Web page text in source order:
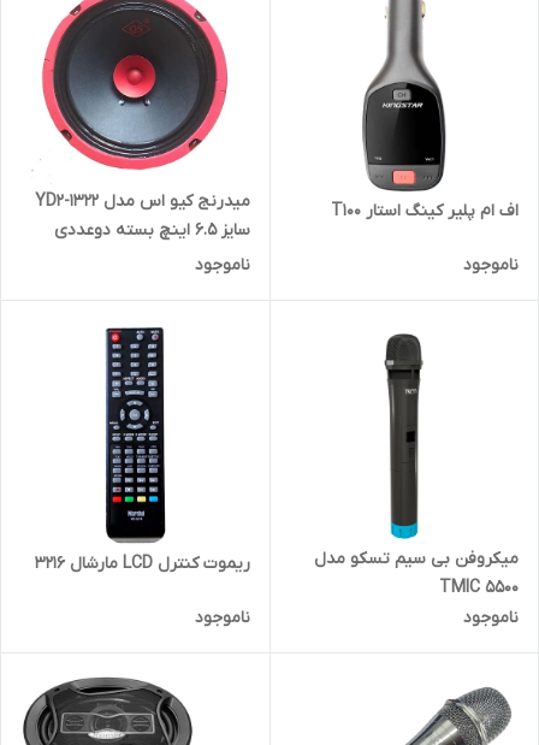
اف ام پلیر کینگ استار T100
ناموجود
میدرنج کیو اس مدل YD2-1322
سایز 6.5 اینچ بسته دوعددی
ناموجود
میکروفن بی سیم تسکو مدل
TMIC 5500
ناموجود
ریموت کنترل LCD مارشال 3216
ناموجود